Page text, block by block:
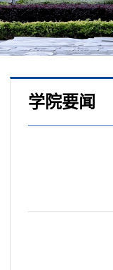
学院要闻